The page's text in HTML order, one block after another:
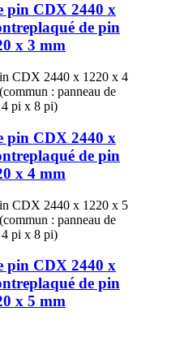
pin CDX 2440 x
de pin
x 3 mm
pin CDX 2440 x
de pin
x 4 mm
pin CDX 2440 x
de pin
x 5 mm